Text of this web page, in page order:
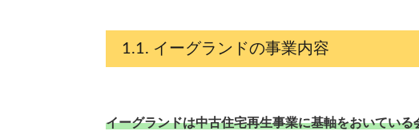
イーグランドの事業内容
イーグランドは中古住宅再生事業に基軸をおいている